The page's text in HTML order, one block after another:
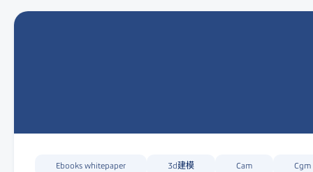
Ebooks whitepaper 3d建模 Cam Cgm